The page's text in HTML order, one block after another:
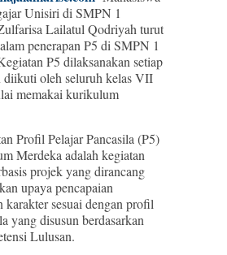
Unisiri di SMPN 1
Lailatul Qodriyah turut
penerapan P5 di SMPN 1
P5 dilaksanakan setiap
diikuti oleh seluruh kelas VII
memakai kurikulum
Profil Pelajar Pancasila (P5)
Merdeka adalah kegiatan
projek yang dirancang
upaya pencapaian
karakter sesuai dengan profil
yang disusun berdasarkan
Lulusan.